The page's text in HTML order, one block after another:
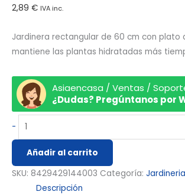
2,89 € IVA inc.
Jardinera rectangular de 60 cm con plato
mantiene las plantas hidratadas más
Asiaencasa / Ventas /
¿Dudas? Pregúntanos por
-
Añadir al carrito
SKU: 8429429144003 Categoría: Jardineria
Descripción